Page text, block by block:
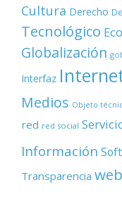
Cultura Derecho
Tecnológico
Globalización
Interfaz
Medios Objeto
red red social
Información
Transparencia web